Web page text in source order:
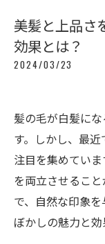
美髪と上品さ
効果とは？
2024/03/23
髪の毛が白髪に
す。しかし、最
注目を集めてい
を両立させるこ
で、自然な印象
ぼかしの魅力と効